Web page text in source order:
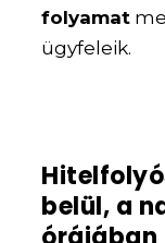
folyamat
ügyfeleik.
belül, a